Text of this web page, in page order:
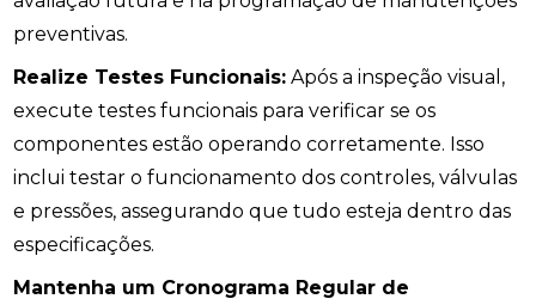
preventivas.
Realize Testes Funcionais: Após a inspeção visual,
execute testes funcionais para verificar se os
componentes estão operando corretamente. Isso
inclui testar o funcionamento dos controles, válvulas
e pressões, assegurando que tudo esteja dentro das
especificações.
Mantenha um Cronograma Regular de